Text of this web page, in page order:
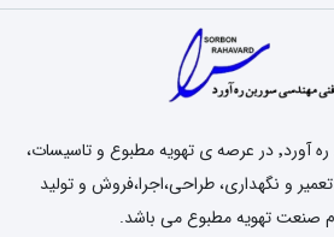
شرکت فنی مهندسی سوربن ره آورد٬ در عرصه ی تهویه مطبوع و تاسیسات،
و نگهداری، طراحی،اجرا،فروش و تولید
صنعت تهویه مطبوع می باشد.